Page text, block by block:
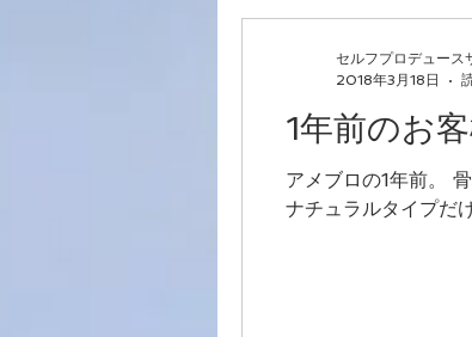
1年前のお
アメブロの1年前。
ナチュラルタイプだ
セルフプロデュース
2018年3月18日